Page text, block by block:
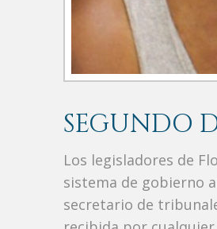
SEGUNDO
Los legisladores de
sistema de gobierno
secretario de